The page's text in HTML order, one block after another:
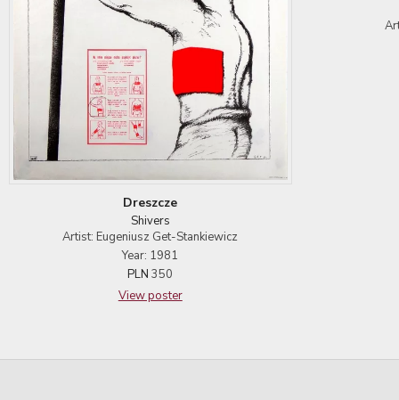
Dreszcze
Shivers
Artist: Eugeniusz Get-Stankiewicz
Year: 1981
PLN 350
View poster